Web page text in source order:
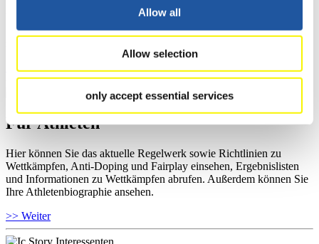
Allow all
Allow selection
only accept essential services
Wettkämpfen, Anti-Doping und Fairplay einsehen, sich über
Kontaktpersonen für Wettkämpfe und Sponsoren informieren,
>> Weiter
Für Athleten
Hier können Sie das aktuelle Regelwerk sowie Richtlinien zu
Wettkämpfen, Anti-Doping und Fairplay einsehen, Ergebnislisten
und Informationen zu Wettkämpfen abrufen. Außerdem können Sie
Ihre Athletenbiographie ansehen.
>> Weiter